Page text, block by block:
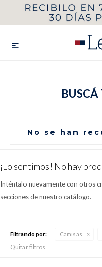

BUSCÁ
No se han
¡Lo sentimos! No hay
Inténtalo nuevamente con otros
secciones de nuestro catálogo.
Filtrando por: Camisas
Quitar filtros
VER